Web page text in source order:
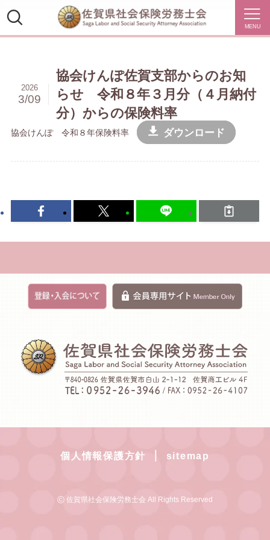
MENU
協会けんぽ佐賀支部からのお知
らせ 令和８年３月分（４月納付
分）からの保険料率
2026
3/09
協会けんぽ 令和８年保険料率 ダウンロード
個人情報保護方針 sitemap
© 佐賀県社会保険労務士会 All Rights Reserved